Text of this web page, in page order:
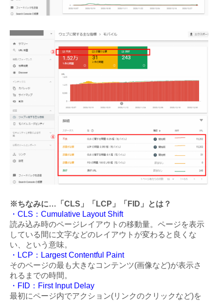
※ちなみに…「CLS」「LCP」「FID」とは？
・CLS：Cumulative Layout Shift
読み込み時のページレイアウトの移動量。ページを表示
している間に文字などのレイアウトが変わると良くな
い、という意味。
・LCP：Largest Contentful Paint
そのページの最も大きなコンテンツ(画像など)が表示さ
れるまでの時間。
・FID：First Input Delay
最初にページ内でアクション(リンクのクリックなど)を